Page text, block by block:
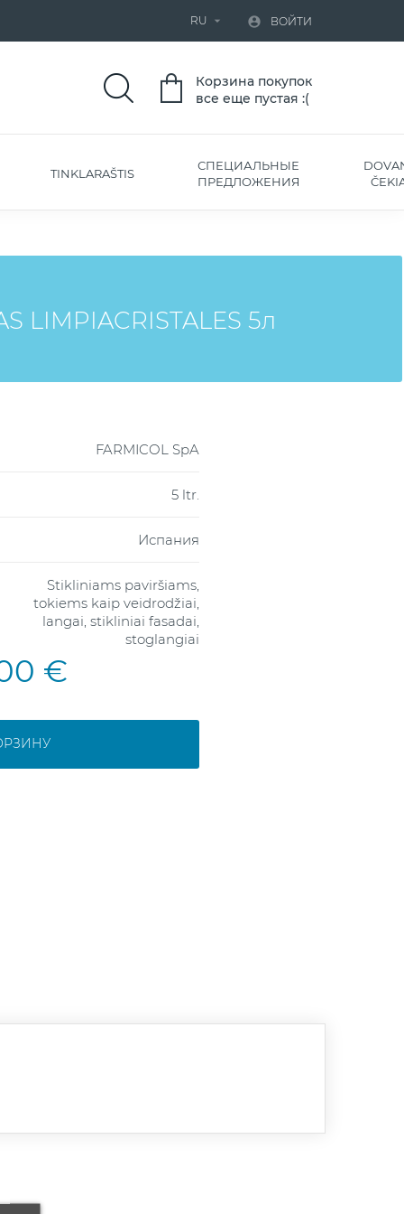
RU   ВОЙТИ
Корзина покупок
все еще пустая :(
TINKLARAŠTIS
СПЕЦИАЛЬНЫЕ
ПРЕДЛОЖЕНИЯ
5л
FARMICOL SpA
5 ltr.
Испания
Stikliniams paviršiams,
tokiems kaip veidrodžiai,
langai, stikliniai fasadai,
stoglangiai
€